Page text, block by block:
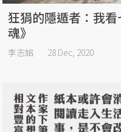
狂狷的隱遁者：我
魂》
李志銘 28 Dec, 2020